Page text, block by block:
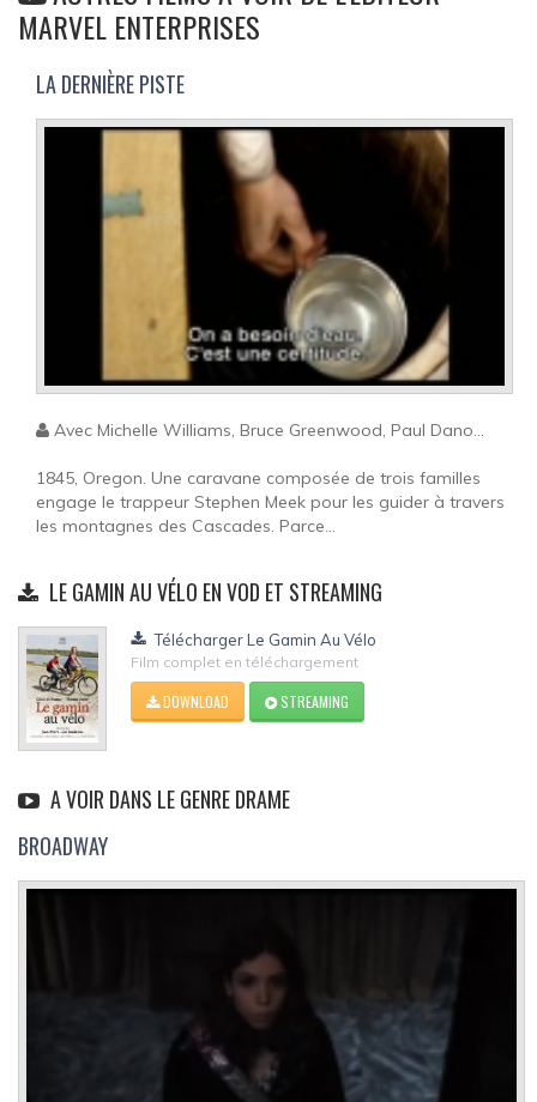
MARVEL ENTERPRISES
LA DERNIÈRE PISTE
Avec Michelle Williams, Bruce Greenwood, Paul Dano...
1845, Oregon. Une caravane composée de trois familles
engage le trappeur Stephen Meek pour les guider à travers
les montagnes des Cascades. Parce...
LE GAMIN AU VÉLO EN VOD ET STREAMING
Télécharger Le Gamin Au Vélo
Film complet en téléchargement
DOWNLOAD STREAMING
A VOIR DANS LE GENRE DRAME
BROADWAY